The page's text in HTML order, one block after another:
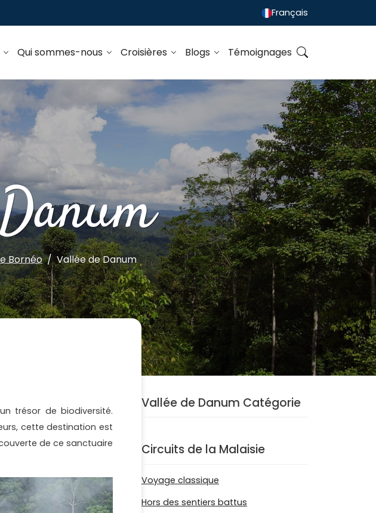
Français
Qui sommes-nous Croisières Blogs Témoignages
Bornéo Vallée de Danum
trésor de biodiversité.
cette destination est
de ce sanctuaire
Vallée de Danum Catégorie
Circuits de la Malaisie
Voyage classique
Hors des sentiers battus